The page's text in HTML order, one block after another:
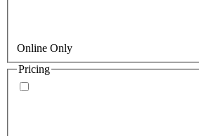
Online Only
Pricing